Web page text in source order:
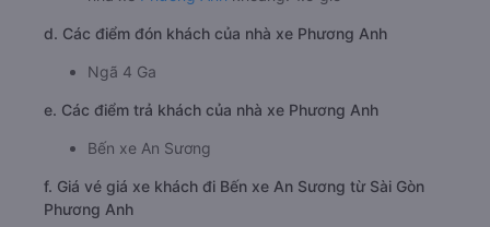
d. Các điểm đón khách của nhà xe Phương Anh
Ngã 4 Ga
e. Các điểm trả khách của nhà xe Phương Anh
Bến xe An Sương
f. Giá vé giá xe khách đi Bến xe An Sương từ Sài Gòn
Phương Anh